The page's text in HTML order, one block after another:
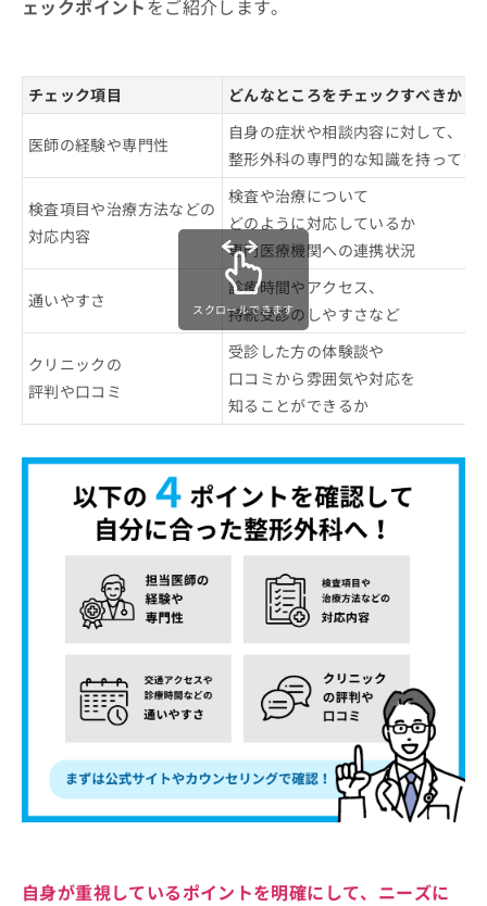
ェックポイントをご紹介します。
チェック項目 どんなところをチェックすべきか
医師の経験や専門性
自身の症状や相談内容に対して、
整形外科の専門的な知識を持ってい
検査項目や治療方法などの
対応内容
検査や治療について
どのように対応しているか
専門医療機関への連携状況
通いやすさ
診療時間やアクセス、
持続受診のしやすさなど
クリニックの
評判や口コミ
受診した方の体験談や
口コミから雰囲気や対応を
知ることができるか
スクロールできます
自身が重視しているポイントを明確にして、ニーズに